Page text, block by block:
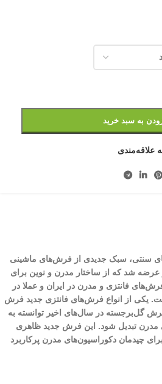
به سبد خرید
علاقه‌مندی
سنتی، سبک جدیدی از فرش‌های ماشینی
عرضه شد که از ساختار مدرن و نوین برای
فانتزی و مدرن در ایران و عملا در
یکی از انواع فرش‌های فانتزی جدید فرش
فرش گل‌برجسته در سال‌های اخیر توانسته به
مدرن تبدیل شود. این فرش جدید ظاهری
چیدمان‌ دکوراسیون‌های مدرن پرکاربرد